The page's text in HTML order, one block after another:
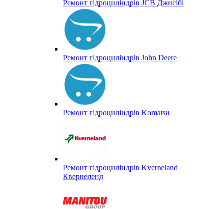
Ремонт гідроциліндрів JCB Джисібі
Ремонт гідроциліндрів John Deere
Ремонт гідроциліндрів Komatsu
Ремонт гідроциліндрів Kverneland
Квернеленд